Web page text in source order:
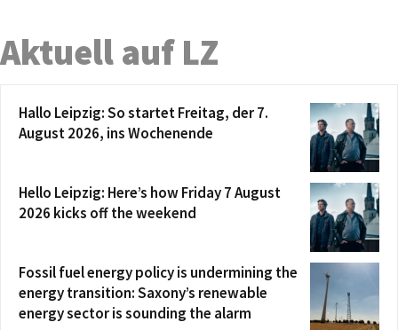
Aktuell auf LZ
Hallo Leipzig: So startet Freitag, der 7.
August 2026, ins Wochenende
Hello Leipzig: Here’s how Friday 7 August
2026 kicks off the weekend
Fossil fuel energy policy is undermining the
energy transition: Saxony’s renewable
energy sector is sounding the alarm